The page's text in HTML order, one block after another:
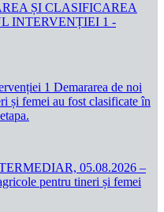
ȘI CLASIFICAREA
INTERVENȚIEI 1 -
1 Demararea de noi
și femei au fost clasificate în
05.08.2026 –
pentru tineri și femei